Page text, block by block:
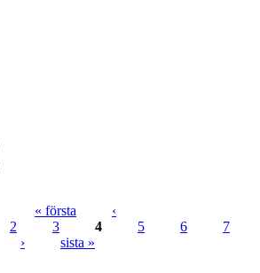
« första
‹
2 3 4 5 6
7
›
sista »